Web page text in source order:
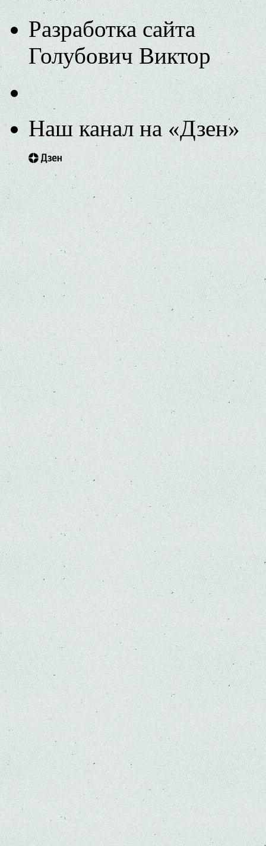
Разработка сайта
Голубович Виктор
Наш канал на «Дзен»